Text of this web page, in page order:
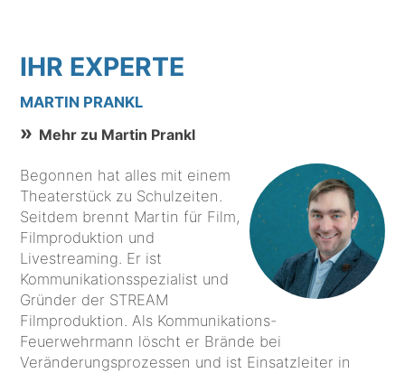
IHR EXPERTE
MARTIN PRANKL
Mehr zu Martin Prankl
Begonnen hat alles mit einem
Theaterstück zu Schulzeiten.
Seitdem brennt Martin für Film,
Filmproduktion und
Livestreaming. Er ist
Kommunikationsspezialist und
Gründer der STREAM
Filmproduktion. Als Kommunikations-
Feuerwehrmann löscht er Brände bei
Veränderungsprozessen und ist Einsatzleiter in